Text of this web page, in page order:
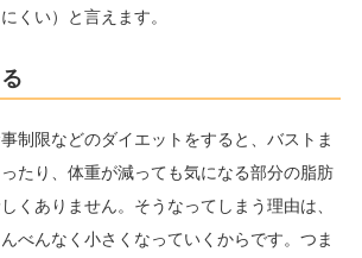
くい）と言えます。
制限などのダイエットをすると、バストま
たり、体重が減っても気になる部分の脂肪
くありません。そうなってしまう理由は、
べんなく小さくなっていくからです。つま